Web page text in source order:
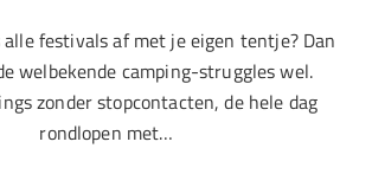
alle festivals af met je eigen tentje? Dan
welbekende camping-struggles wel.
zonder stopcontacten, de hele dag
rondlopen met…